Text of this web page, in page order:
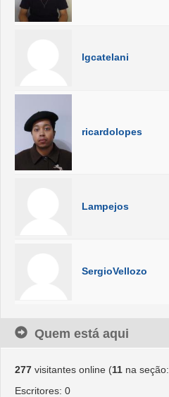
lgcatelani
ricardolopes
Lampejos
SergioVellozo
Quem está aqui
277 visitantes online (11 na seção:
Escritores: 0